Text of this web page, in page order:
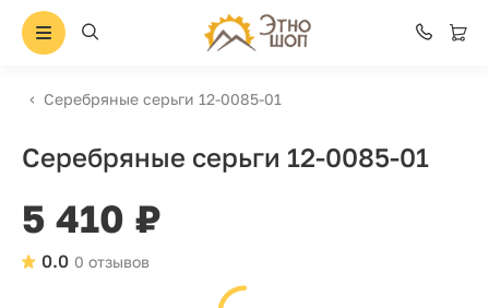
Серебряные серьги 12-0085-01
Серебряные серьги 12-0085-01
5 410 ₽
0 отзывов
0.0